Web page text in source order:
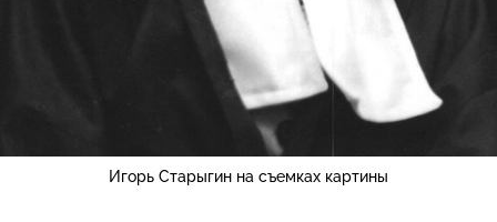
Игорь Старыгин на съемках картины